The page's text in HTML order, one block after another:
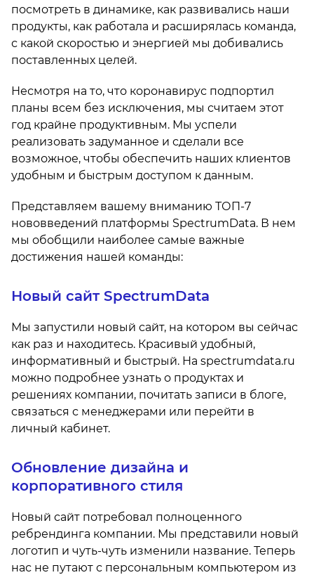
посмотреть в динамике, как развивались наши
продукты, как работала и расширялась команда,
с какой скоростью и энергией мы добивались
поставленных целей.
Несмотря на то, что коронавирус подпортил
планы всем без исключения, мы считаем этот
год крайне продуктивным. Мы успели
реализовать задуманное и сделали все
возможное, чтобы обеспечить наших клиентов
удобным и быстрым доступом к данным.
Представляем вашему вниманию ТОП-7
нововведений платформы SpectrumData. В нем
мы обобщили наиболее самые важные
достижения нашей команды:
Новый сайт SpectrumData
Мы запустили новый сайт, на котором вы сейчас
как раз и находитесь. Красивый удобный,
информативный и быстрый. На spectrumdata.ru
можно подробнее узнать о продуктах и
решениях компании, почитать записи в блоге,
связаться с менеджерами или перейти в
личный кабинет.
Обновление дизайна и
корпоративного стиля
Новый сайт потребовал полноценного
ребрендинга компании. Мы представили новый
логотип и чуть-чуть изменили название. Теперь
нас не путают с персональным компьютером из